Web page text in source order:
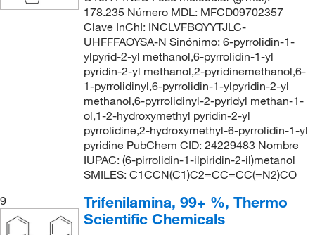
178.235 Número MDL: MFCD09702357
Clave InChI: INCLVFBQYYTJLC-
UHFFFAOYSA-N Sinónimo: 6-pyrrolidin-1-
ylpyrid-2-yl methanol,6-pyrrolidin-1-yl
pyridin-2-yl methanol,2-pyridinemethanol,6-
1-pyrrolidinyl,6-pyrrolidin-1-ylpyridin-2-yl
methanol,6-pyrrolidinyl-2-pyridyl methan-1-
ol,1-2-hydroxymethyl pyridin-2-yl
pyrrolidine,2-hydroxymethyl-6-pyrrolidin-1-yl
pyridine PubChem CID: 24229483 Nombre
IUPAC: (6-pirrolidin-1-ilpiridin-2-il)metanol
SMILES: C1CCN(C1)C2=CC=CC(=N2)CO
9
Trifenilamina, 99+ %, Thermo
Scientific Chemicals